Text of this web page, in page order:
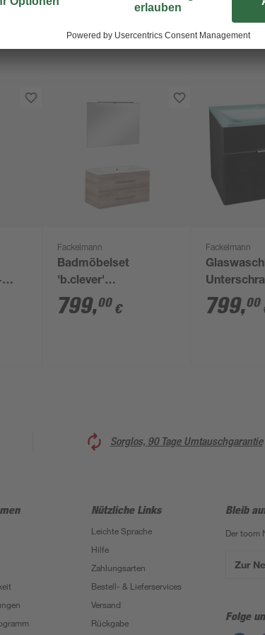
Fackelmann
Badmöbelset
'b.clever'
Spiegelelement und
Waschbecken mit
799,00 €
Fackelmann
mintgrün/
x 60,2 x
799,00
Sorglos, 90 Tage Umtauschgarantie
Nützliche Links
Leichte Sprache
Hilfe
Zahlungsarten
Bestell- & Lieferservices
Versand
Rückgabe
Bleib
Der toom
Zur
Folge